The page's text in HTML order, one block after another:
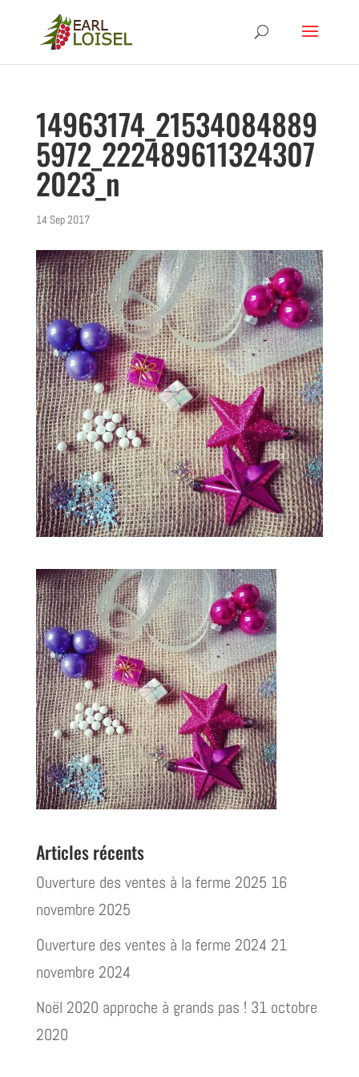
14963174_21534084889
5972_222489611324307
2023_n
14 Sep 2017
Articles récents
Ouverture des ventes à la ferme 2025 16
novembre 2025
Ouverture des ventes à la ferme 2024 21
novembre 2024
Noël 2020 approche à grands pas ! 31 octobre
2020